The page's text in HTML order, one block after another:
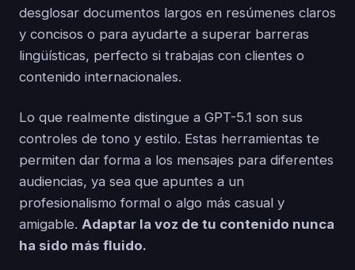
desglosar documentos largos en resúmenes claros
y concisos o para ayudarte a superar barreras
lingüísticas, perfecto si trabajas con clientes o
contenido internacionales.
Lo que realmente distingue a GPT-5.1 son sus
controles de tono y estilo. Estas herramientas te
permiten dar forma a los mensajes para diferentes
audiencias, ya sea que apuntes a un
profesionalismo formal o algo más casual y
amigable. Adaptar la voz de tu contenido nunca
ha sido más fluido.